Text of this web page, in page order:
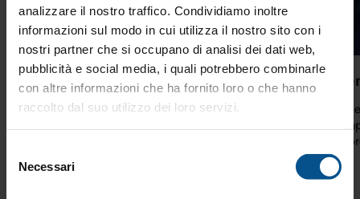
analizzare il nostro traffico. Condividiamo inoltre
informazioni sul modo in cui utilizza il nostro sito con i
nostri partner che si occupano di analisi dei dati web,
pubblicità e social media, i quali potrebbero combinarle
con altre informazioni che ha fornito loro o che hanno
raccolto dal suo utilizzo dei loro servizi.
delNecessari
Visione, equilibrio e senso del
perché
Visione, equilibrio e senso del perché: un leader
gruppo e vincere insieme.